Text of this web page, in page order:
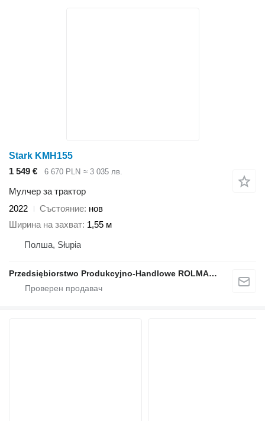
Stark KMH155
1 549 €
6 670 PLN ≈ 3 035 лв.
Мулчер за трактор
2022
Състояние нов
Ширина на захват 1,55 м
Полша, Słupia
Przedsiębiorstwo Produkcyjno-Handlowe ROLMAPOL Marcin Dziekan